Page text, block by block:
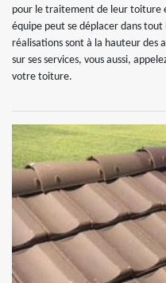
pour le traitement de leur toiture
équipe peut se déplacer dans tout
réalisations sont à la hauteur des
sur ses services, vous aussi,
votre toiture.